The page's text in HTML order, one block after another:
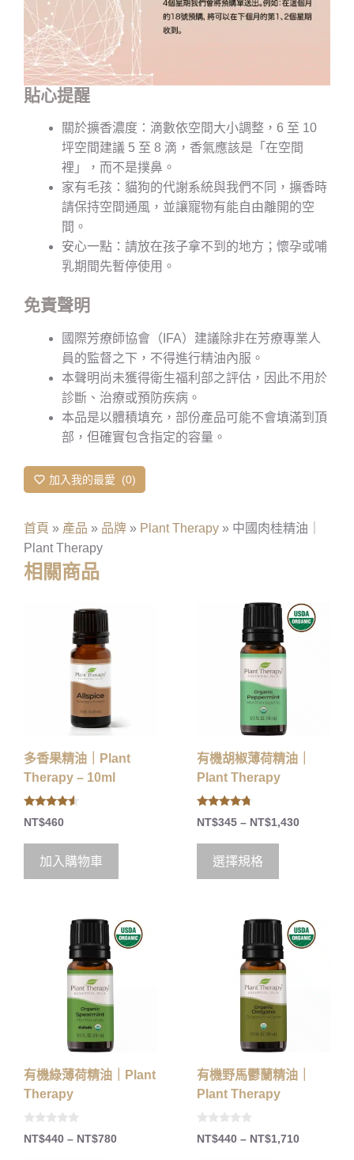
貼心提醒
關於擴香濃度：滴數依空間大小調整，6 至 10
坪空間建議 5 至 8 滴，香氣應該是「在空間
裡」，而不是撲鼻。
家有毛孩：貓狗的代謝系統與我們不同，擴香時
請保持空間通風，並讓寵物有能自由離開的空
間。
安心一點：請放在孩子拿不到的地方；懷孕或哺
乳期間先暫停使用。
免責聲明
國際芳療師協會（IFA）建議除非在芳療專業人
員的監督之下，不得進行精油內服。
本聲明尚未獲得衛生福利部之評估，因此不用於
診斷、治療或預防疾病。
本品是以體積填充，部份產品可能不會填滿到頂
部，但確實包含指定的容量。
加入我的最愛 0
首頁 » 產品 » 品牌 » Plant Therapy » 中國肉桂精油｜
Plant Therapy
相關商品
多香果精油｜Plant
Therapy – 10ml
4.33
out of 5
NT$460
加入購物車
有機胡椒薄荷精油｜
Plant Therapy
4.50
out of 5
NT$345 – NT$1,430
選擇規格
有機綠薄荷精油｜Plant
Therapy
0
o
NT$440 – NT$780
有機野馬鬱蘭精油｜
Plant Therapy
0
o
NT$440 – NT$1,710